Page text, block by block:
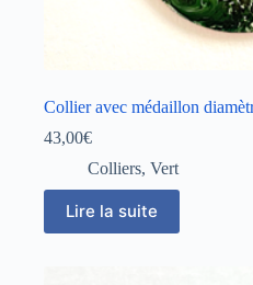
Collier avec médaillon
43,00€
Colliers, Vert
Lire la suite